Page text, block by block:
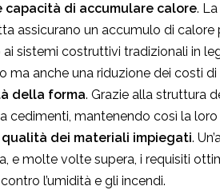
capacità di accumulare calore.
assicurano un accumulo di
sistemi costruttivi tradizionali in
ma anche una riduzione dei costi
della forma. Grazie alla struttura
cedimenti, mantenendo così la
dei materiali impiegati.
e molte volte supera, i requisiti
l’umidità e gli incendi.